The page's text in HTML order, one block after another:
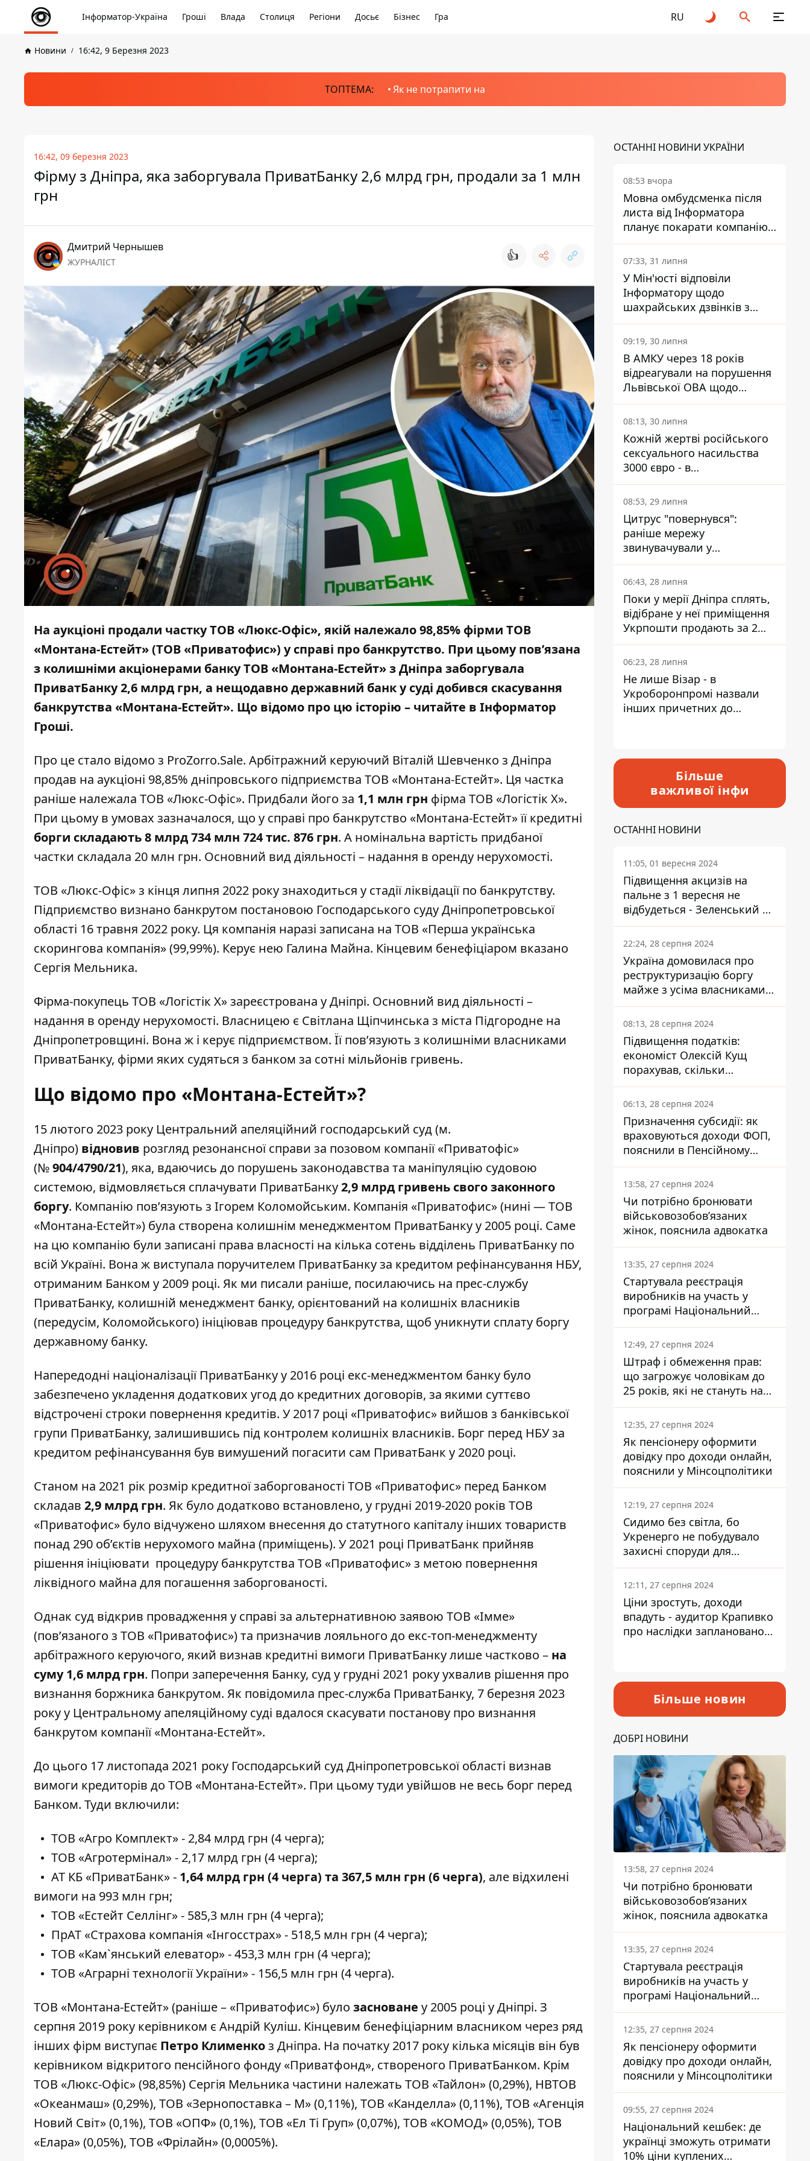
Інформатор-Україна Гроші Влада Столиця Регіони Досьє Бізнес Гра RU
Новини 16:42, 9 Березня 2023
ТОПТЕМА: Як не потрапити на
16:42, 09 березня 2023
Фірму з Дніпра, яка заборгувала ПриватБанку 2,6 млрд грн, продали за 1 млн
грн
Дмитрий Чернышев
ЖУРНАЛІСТ 👍
На аукціоні продали частку ТОВ «Люкс-Офіс», якій належало 98,85% фірми ТОВ
«Монтана-Естейт» (ТОВ «Приватофис») у справі про банкрутство. При цьому пов’язана
з колишніми акціонерами банку ТОВ«Монтана-Естейт» з Дніпра заборгувала
ПриватБанку 2,6 млрд грн, а нещодавно державний банк у суді добився скасування
банкрутства «Монтана-Естейт». Що відомо про цю історію – читайте в Інформатор
Гроші.
Про це стало відомо з ProZorro.Sale. Арбітражний керуючий Віталій Шевченко з Дніпра
продав на аукціоні 98,85% дніпровського підприємства ТОВ «Монтана-Естейт». Ця частка
раніше належала ТОВ «Люкс-Офіс». Придбали його за 1,1 млн грн фірма ТОВ «Логістік Х».
При цьому в умовах зазначалося, що у справі про банкрутство «Монтана-Естейт» її кредитні
борги складають 8 млрд 734 млн 724 тис. 876 грн. А номінальна вартість придбаної
частки складала 20 млн грн. Основний вид діяльності – надання в оренду нерухомості.
ТОВ «Люкс-Офіс» з кінця липня 2022 рокузнаходиться у стадії ліквідації по банкрутству.
Підприємство визнано банкрутом постановою Господарського суду Дніпропетровської
області 16 травня 2022 року. Ця компанія наразі записана на ТОВ «Перша українська
скорингова компанія» (99,99%). Керує нею Галина Майна. Кінцевим бенефіціаром вказано
Сергія Мельника.
Фірма-покупець ТОВ «Логістік Х»зареєстрована у Дніпрі. Основний вид діяльності –
надання в оренду нерухомості. Власницею є Світлана Щіпчинська з міста Підгородне на
Дніпропетровщині. Вона ж і керує підприємством. Їїпов’язують з колишніми власниками
ПриватБанку, фірми яких судяться з банком за сотні мільйонів гривень.
Що відомо про «Монтана-Естейт»?
15 лютого 2023 року Центральний апеляційний господарський суд (м.
Дніпро) відновив розгляд резонансної справи за позовом компанії «Приватофіс»
(№904/4790/21), яка, вдаючись до порушень законодавства та маніпуляцію судовою
системою, відмовляється сплачувати ПриватБанку2,9 млрд гривень свого законного
боргу. Компанію пов’язують з Ігорем Коломойським. Компанія «Приватофис» (нині — ТОВ
«Монтана-Естейт») була створена колишнім менеджментом ПриватБанку у 2005 році. Саме
на цю компанію були записані права власності на кілька сотень відділень ПриватБанку по
всій Україні. Вона ж виступала поручителем ПриватБанку за кредитом рефінансування НБУ,
отриманим Банком у 2009 році. Як ми писали раніше, посилаючись на прес-службу
ПриватБанку, колишній менеджмент банку, орієнтований на колишніх власників
(передусім, Коломойського) ініціював процедуру банкрутства, щоб уникнути сплату боргу
державному банку.
Напередодні націоналізації ПриватБанку у 2016 році екс-менеджментом банку було
забезпечено укладення додаткових угод до кредитних договорів, за якими суттєво
відстрочені строки повернення кредитів. У 2017 році «Приватофис» вийшов з банківської
групи ПриватБанку, залишившись під контролем колишніх власників. Борг перед НБУ за
кредитом рефінансування був вимушений погасити сам ПриватБанк у 2020 році.
Станом на 2021 рік розмір кредитної заборгованості ТОВ «Приватофис» перед Банком
складав 2,9 млрд грн. Як було додатково встановлено, у грудні 2019-2020 років ТОВ
«Приватофис» було відчужено шляхом внесення до статутного капіталу інших товариств
понад 290 об’єктів нерухомого майна (приміщень). У 2021 році ПриватБанк прийняв
рішення ініціювати процедуру банкрутства ТОВ «Приватофис» з метою повернення
ліквідного майна для погашення заборгованості.
Однак суд відкрив провадження у справі за альтернативною заявою ТОВ «Імме»
(пов’язаного з ТОВ «Приватофис») та призначив лояльного до екс-топ-менеджменту
арбітражного керуючого, який визнав кредитні вимоги ПриватБанку лише частково – на
суму 1,6 млрд грн. Попри заперечення Банку, суд у грудні 2021 року ухвалив рішення про
визнання боржника банкрутом. Як повідомила прес-служба ПриватБанку, 7 березня 2023
року у Центральному апеляційному суді вдалося скасувати постанову про визнання
банкрутом компанії «Монтана-Естейт».
До цього 17 листопада 2021 року Господарський суд Дніпропетровської області визнав
вимоги кредиторів до ТОВ «Монтана-Естейт». При цьому туди увійшов не весь борг перед
Банком. Туди включили:
ТОВ «Агро Комплект» - 2,84 млрд грн (4 черга);
ТОВ «Агротермінал» - 2,17 млрд грн (4 черга);
АТ КБ «ПриватБанк» - 1,64 млрд грн (4 черга) та 367,5 млн грн (6 черга), але відхилені
вимоги на 993 млн грн;
ТОВ «Естейт Селлінг» - 585,3 млн грн (4 черга);
ПрАТ «Страхова компанія «Інгосстрах» - 518,5 млн грн (4 черга);
ТОВ «Кам`янський елеватор» - 453,3 млн грн (4 черга);
ТОВ «Аграрні технології України» - 156,5 млн грн (4 черга).
ТОВ «Монтана-Естейт» (раніше – «Приватофис») було засноване у 2005 році у Дніпрі. З
серпня 2019 року керівником є Андрій Куліш. Кінцевим бенефіціарним власником через ряд
інших фірм виступає Петро Клименкоз Дніпра. На початку 2017 року кілька місяців він був
керівником відкритого пенсійного фонду «Приватфонд», створеного ПриватБанком. Крім
ТОВ «Люкс-Офіс» (98,85%) Сергія Мельника частини належать ТОВ «Тайлон» (0,29%), НВТОВ
«Океанмаш» (0,29%), ТОВ «Зернопоставка – М» (0,11%), ТОВ «Канделла» (0,11%), ТОВ «Агенція
Новий Світ» (0,1%), ТОВ «ОПФ» (0,1%), ТОВ «Ел Ті Груп» (0,07%), ТОВ «КОМОД» (0,05%), ТОВ
«Елара» (0,05%), ТОВ «Фрілайн» (0,0005%).
ОСТАННІ НОВИНИ УКРАЇНИ
08:53 вчора
Мовна омбудсменка після
листа від Інформатора
планує покарати компанію-
підрядника ПриватБанку
07:33, 31 липня
У Мін'юсті відповіли
Інформатору щодо
шахрайських дзвінків з
камери Сумського СІЗО так,
що ніхто нічого не зрозумів
09:19, 30 липня
В АМКУ через 18 років
відреагували на порушення
Львівської ОВА щодо
харчування у закладах
освіти
08:13, 30 липня
Кожній жертві російського
сексуального насильства
3000 євро - в
Мінсоцполітики пояснили
Інформатору, звідки на це
гроші
08:53, 29 липня
Цитрус "повернувся":
раніше мережу
звинувачували у
контрабанді техніки та
ухиленні від сплати
податків
06:43, 28 липня
Поки у мерії Дніпра сплять,
відібране у неї приміщення
Укрпошти продають за 2
мільйони
06:23, 28 липня
Не лише Візар - в
Укроборонпромі назвали
інших причетних до
Більше
важливої інфи
ОСТАННІ НОВИНИ
11:05, 01 вересня 2024
Підвищення акцизів на
пальне з 1 вересня не
відбудеться - Зеленський не
підписав закон
22:24, 28 серпня 2024
Україна домовилася про
реструктуризацію боргу
майже з усіма власниками
єврооблігацій: що це
означає для країни
08:13, 28 серпня 2024
Підвищення податків:
економіст Олексій Кущ
порахував, скільки
заплатить кожен українець
06:13, 28 серпня 2024
Призначення субсидії: як
враховуються доходи ФОП,
пояснили в Пенсійному
фонді
13:58, 27 серпня 2024
Чи потрібно бронювати
військовозобов’язаних
жінок, пояснила адвокатка
13:35, 27 серпня 2024
Стартувала реєстрація
виробників на участь у
програмі Національний
кешбек: як це зробити
через портал Дія
12:49, 27 серпня 2024
Штраф і обмеження прав:
що загрожує чоловікам до
25 років, які не стануть на
військовий облік
12:35, 27 серпня 2024
Як пенсіонеру оформити
довідку про доходи онлайн,
пояснили у Мінсоцполітики
12:19, 27 серпня 2024
Сидимо без світла, бо
Укренерго не побудувало
захисні споруди для
енергетики - нардеп
Кучеренко
12:11, 27 серпня 2024
Ціни зростуть, доходи
впадуть - аудитор Крапивко
про наслідки запланованого
Більше новин
ДОБРІ НОВИНИ
13:58, 27 серпня 2024
Чи потрібно бронювати
військовозобов’язаних
жінок, пояснила адвокатка
13:35, 27 серпня 2024
Стартувала реєстрація
виробників на участь у
програмі Національний
кешбек: як це зробити
через портал Дія
12:35, 27 серпня 2024
Як пенсіонеру оформити
довідку про доходи онлайн,
пояснили у Мінсоцполітики
09:55, 27 серпня 2024
Національний кешбек: де
українці зможуть отримати
10% ціни куплених